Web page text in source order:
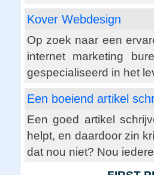
Kover Webdesign
Op zoek naar een
internet marketing
gespecialiseerd in het
Een boeiend artikel
Een goed artikel
helpt, en daardoor zin
dat nou niet? Nou